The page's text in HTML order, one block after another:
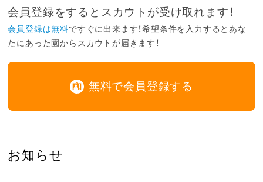
会員登録をするとスカウトが受け取れます！
会員登録は無料ですぐに出来ます！希望条件を入力するとあな
たにあった園からスカウトが届きます！
無料で会員登録する
お知らせ